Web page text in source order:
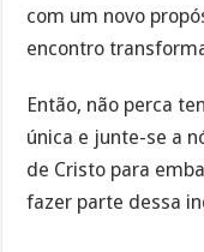
com um novo
encontro
Então, não perca
única e junte-se a
de Cristo para
fazer parte dessa